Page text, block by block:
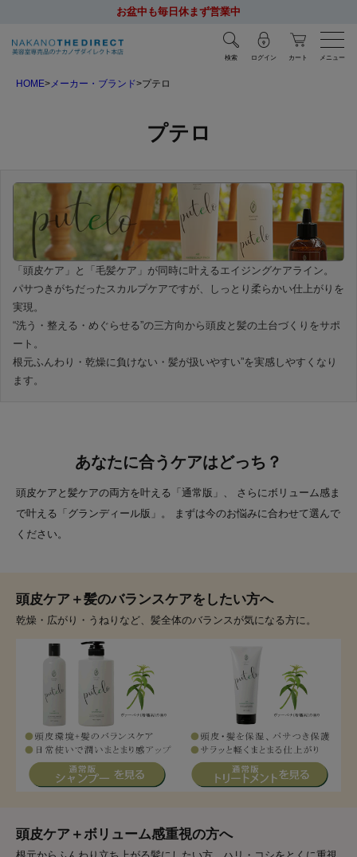
お盆中も毎日休まず営業中
検索 ログイン カート メニュー
HOME メーカー・ブランド プテロ
プテロ
「頭皮ケア」と「毛髪ケア」が同時に叶えるエイジングケアライン。
パサつきがちだったスカルプケアですが、しっとり柔らかい仕上がりを
実現。
“洗う・整える・めぐらせる”の三方向から頭皮と髪の土台づくりをサポ
ート。
根元ふんわり・乾燥に負けない・髪が扱いやすい”を実感しやすくなり
ます。
あなたに合うケアはどっち？
頭皮ケアと髪ケアの両方を叶える「通常版」、 さらにボリューム感ま
で叶える「グランディール版」。 まずは今のお悩みに合わせて選んで
ください。
頭皮ケア＋髪のバランスケアをしたい方へ
乾燥・広がり・うねりなど、髪全体のバランスが気になる方に。
頭皮ケア＋ボリューム感重視の方へ